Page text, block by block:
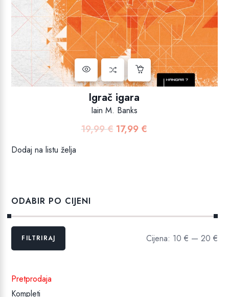
Igrač igara
Iain M. Banks
19,99€ Izvorna
17,99 €Trenutna
Dodaj na listu želja
ODABIR PO CIJENI
Min
MaksFILTRIRAJ Cijena: 10 € — 20 €
Pretprodaja
Kompleti